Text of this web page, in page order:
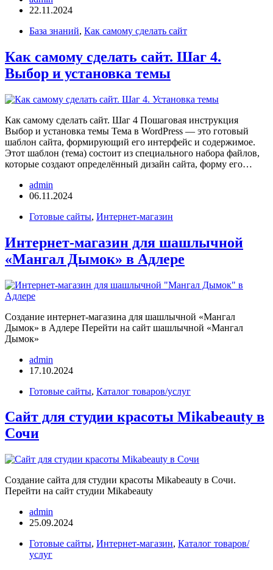
22.11.2024
База знаний, Как самому сделать сайт
Как самому сделать сайт. Шаг 4.
Выбор и установка темы
Как самому сделать сайт. Шаг 4 Пошаговая инструкция
Выбор и установка темы Тема в WordPress — это готовый
шаблон сайта, формирующий его интерфейс и содержимое.
Этот шаблон (тема) состоит из специального набора файлов,
которые создают определённый дизайн сайта, форму его…
admin
06.11.2024
Готовые сайты, Интернет-магазин
Интернет-магазин для шашлычной
«Мангал Дымок» в Адлере
Создание интернет-магазина для шашлычной «Мангал
Дымок» в Адлере Перейти на сайт шашлычной «Мангал
Дымок»
admin
17.10.2024
Готовые сайты, Каталог товаров/услуг
Сайт для студии красоты Mikabeauty в
Сочи
Создание сайта для студии красоты Mikabeauty в Сочи.
Перейти на сайт студии Mikabeauty
admin
25.09.2024
Готовые сайты, Интернет-магазин, Каталог товаров/
услуг